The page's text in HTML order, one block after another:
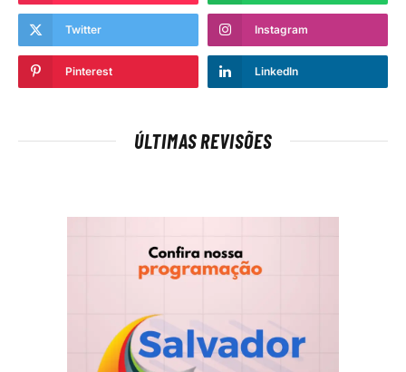
Twitter Instagram
Pinterest LinkedIn
ÚLTIMAS REVISÕES